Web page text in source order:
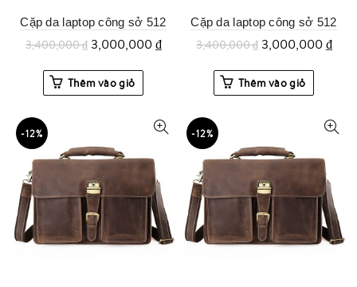
Cặp da laptop công sở 512
3,400,000₫ 3,000,000₫
Thêm vào giỏ
Cặp da laptop công sở 512
3,400,000₫ 3,000,000₫
Thêm vào giỏ
-12% -12%